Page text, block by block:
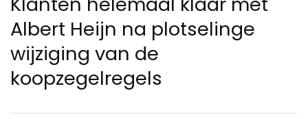
Albert Heijn na plotselinge
wijziging van de
koopzegelregels